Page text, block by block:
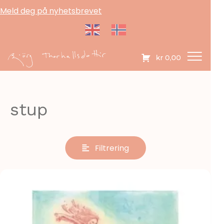
Meld deg på nyhetsbrevet
kr 0,00
stup
Filtrering